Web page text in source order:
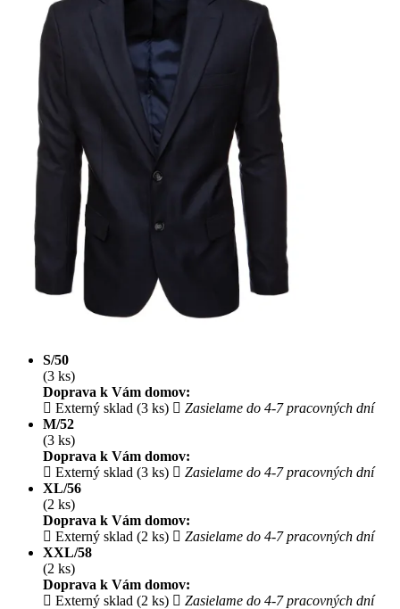
S/50
(3 ks)
Doprava k Vám domov:
Externý sklad (3 ks)
Zasielame do 4-7 pracovných dní
M/52
(3 ks)
Doprava k Vám domov:
Externý sklad (3 ks)
Zasielame do 4-7 pracovných dní
XL/56
(2 ks)
Doprava k Vám domov:
Externý sklad (2 ks)
Zasielame do 4-7 pracovných dní
XXL/58
(2 ks)
Doprava k Vám domov:
Externý sklad (2 ks)
Zasielame do 4-7 pracovných dní